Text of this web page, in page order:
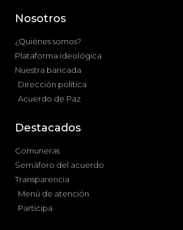
Nosotros
¿Quiénes somos?
Plataforma ideológica
Nuestra bancada
Dirección política
Acuerdo de Paz
Destacados
Comuneras
Semáforo del acuerdo
Transparencia
Menú de atención
Participa